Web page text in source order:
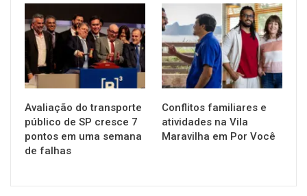
NOTÍCIAS
Avaliação do transporte
público de SP cresce 7
pontos em uma semana
de falhas
NOTÍCIAS
Conflitos familiares e
atividades na Vila
Maravilha em Por Você